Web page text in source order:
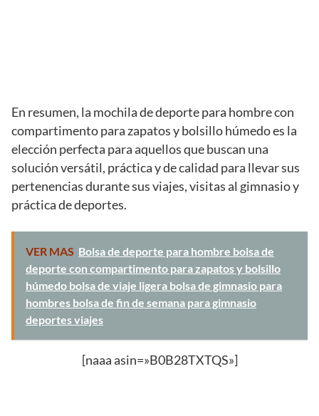
En resumen, la mochila de deporte para hombre con
compartimento para zapatos y bolsillo húmedo es la
elección perfecta para aquellos que buscan una
solución versátil, práctica y de calidad para llevar sus
pertenencias durante sus viajes, visitas al gimnasio y
práctica de deportes.
VER MAS Bolsa de deporte para hombre bolsa de
deporte con compartimento para zapatos y bolsillo
húmedo bolsa de viaje ligera bolsa de gimnasio para
hombres bolsa de fin de semana para gimnasio
deportes viajes
[naaa asin=»B0B28TXTQS»]